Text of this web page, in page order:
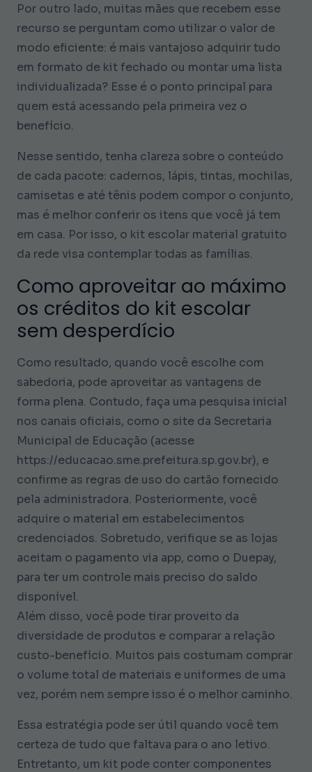
Por outro lado, muitas mães que recebem esse
recurso se perguntam como utilizar o valor de
modo eficiente: é mais vantajoso adquirir tudo
em formato de kit fechado ou montar uma lista
individualizada? Esse é o ponto principal para
quem está acessando pela primeira vez o
benefício.
Nesse sentido, tenha clareza sobre o conteúdo
de cada pacote: cadernos, lápis, tintas, mochilas,
camisetas e até tênis podem compor o conjunto,
mas é melhor conferir os itens que você já tem
em casa. Por isso, o kit escolar material gratuito
da rede visa contemplar todas as famílias.
Como aproveitar ao máximo
os créditos do kit escolar
sem desperdício
Como resultado, quando você escolhe com
sabedoria, pode aproveitar as vantagens de
forma plena. Contudo, faça uma pesquisa inicial
nos canais oficiais, como o site da Secretaria
Municipal de Educação (acesse
https://educacao.sme.prefeitura.sp.gov.br), e
confirme as regras de uso do cartão fornecido
pela administradora. Posteriormente, você
adquire o material em estabelecimentos
credenciados. Sobretudo, verifique se as lojas
aceitam o pagamento via app, como o Duepay,
para ter um controle mais preciso do saldo
disponível.
Além disso, você pode tirar proveito da
diversidade de produtos e comparar a relação
custo-benefício. Muitos pais costumam comprar
o volume total de materiais e uniformes de uma
vez, porém nem sempre isso é o melhor caminho.
Essa estratégia pode ser útil quando você tem
certeza de tudo que faltava para o ano letivo.
Entretanto, um kit pode conter componentes